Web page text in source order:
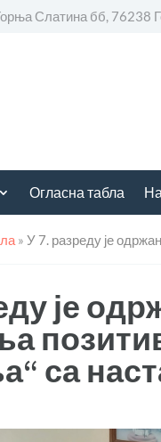
Слатина бб, 76238
Огласна табла
» У 7. разреду је
је
са